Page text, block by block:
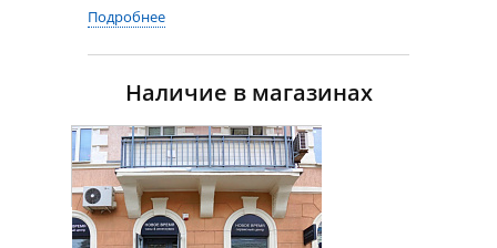
Подробнее
Наличие в магазинах